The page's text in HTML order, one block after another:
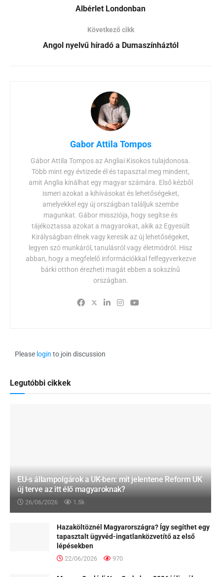
Albérlet Londonban
Következő cikk
Angol nyelvű híradó a Dumaszínháztól
Gabor Attila Tompos
Gábor Attila Tompos az Angliai Kisokos tulajdonosa.
Több mint egy évtizede él és tapasztal meg mindent,
amit Anglia kínálhat egy magyar számára. Első kézből
ismeri azokat a kihívásokat és lehetőségeket,
amelyekkel egy új országban találjuk szembe
magunkat. Gábor missziója, hogy segítse és
tájékoztassa azokat a magyarokat, akik az Egyesült
Királyságban élnek vagy keresik az új lehetőségeket,
legyen szó munkáról, tanulásról vagy életmódról. Hisz
abban, hogy a megfelelő információkkal felfegyverkezve
bárki otthon érezheti magát ebben a sokszínű
országban.
Please login to join discussion
Legutóbbi cikkek
EU-s állampolgárok a UK-ben: mit jelentene Reform UK
új terve az itt élő magyaroknak?
26/06/2026 1.5k
Hazaköltöznél Magyarországra? Így segíthet egy
tapasztalt ügyvéd-ingatlanközvetítő az első
lépésekben
22/06/2026 970